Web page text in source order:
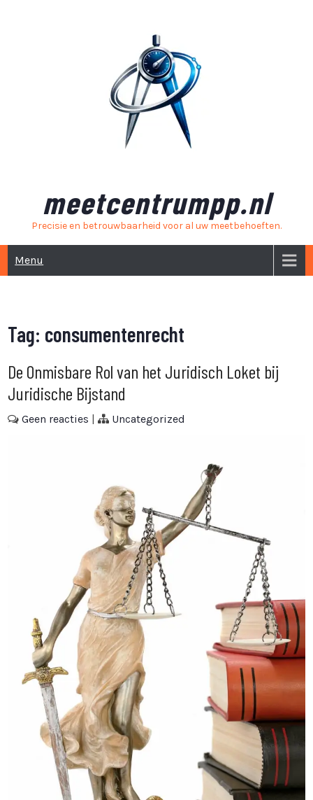
meetcentrumpp.nl
Precisie en betrouwbaarheid voor al uw meetbehoeften.
Menu
Tag: consumentenrecht
De Onmisbare Rol van het Juridisch Loket bij
Juridische Bijstand
Geen reacties | Uncategorized